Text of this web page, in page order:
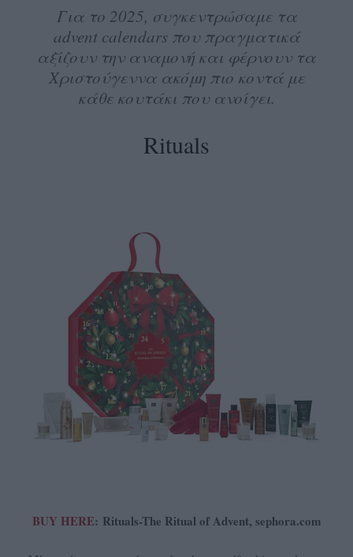
Για το 2025, συγκεντρώσαμε τα
advent calendars που πραγματικά
αξίζουν την αναμονή και φέρνουν τα
Χριστούγεννα ακόμη πιο κοντά με
κάθε κουτάκι που ανοίγει.
Rituals
BUY HERE: Rituals-The Ritual of Advent, sephora.com